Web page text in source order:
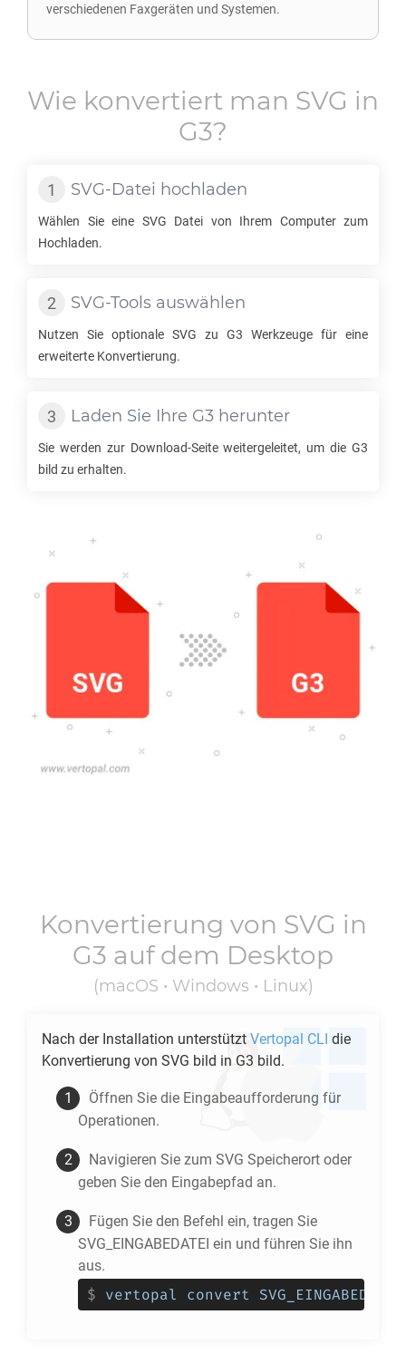
verschiedenen Faxgeräten und Systemen.
Wie konvertiert man SVG in
G3?
SVG-Datei hochladen
Wählen Sie eine SVG Datei von Ihrem Computer zum
Hochladen.
SVG-Tools auswählen
Nutzen Sie optionale SVG zu G3 Werkzeuge für eine
erweiterte Konvertierung.
Laden Sie Ihre G3 herunter
Sie werden zur Download-Seite weitergeleitet, um die G3
bild zu erhalten.
Konvertierung von SVG in
G3 auf dem Desktop
(macOS • Windows • Linux)
Nach der Installation unterstützt Vertopal CLI die
Konvertierung von SVG bild in G3 bild.
Öffnen Sie die Eingabeaufforderung für
Operationen.
Navigieren Sie zum SVG Speicherort oder
geben Sie den Eingabepfad an.
Fügen Sie den Befehl ein, tragen Sie
SVG_EINGABEDATEI ein und führen Sie ihn
aus.
$ vertopal convert